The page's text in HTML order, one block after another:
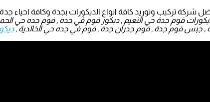
شركة تركيب وتوريد كافة انواع الديكورات بجدة وكافة احياء
فوم جدة حي النعيم , ديكور فوم في جده , فوم جده حي
جبس فوم جدة , فوم جدران جدة , فوم في جده حي الخالدية ,